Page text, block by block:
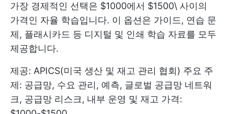
가장 경제적인 선택은 $1000에서 $1500\ 사이의
가격인 자율 학습입니다. 이 옵션은 가이드, 연습 문
제, 플래시카드 등 디지털 및 인쇄 학습 자료를 모두
제공합니다.
제공: APICS(미국 생산 및 재고 관리 협회) 주요 주
제: 공급망, 수요 관리, 예측, 글로벌 공급망 네트워
크, 공급망 리스크, 내부 운영 및 재고 가격: